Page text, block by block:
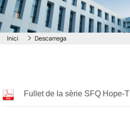
Inici Descarrega
Fullet de la sèrie SFQ Hope-T